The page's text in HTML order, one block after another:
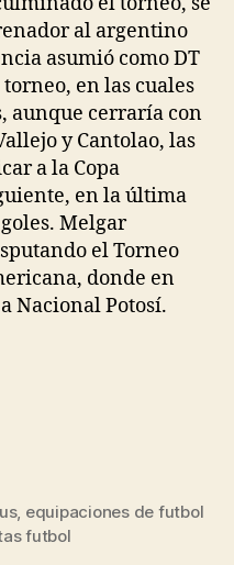
al argentino
asumió como DT
en las cuales
aunque cerraría con
y Cantolao, las
a la Copa
en la última
Melgar
el Torneo
donde en
Nacional Potosí.
, equipaciones de futbol
futbol